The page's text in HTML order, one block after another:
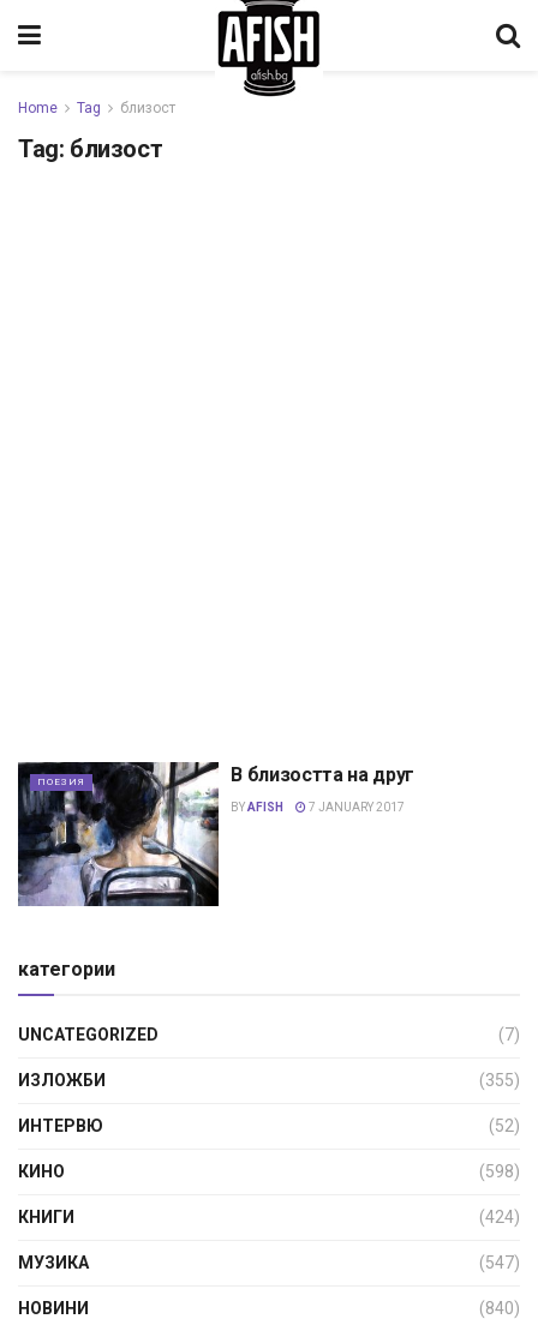
Home Tag близост
Tag: близост
ПОЕЗИЯ В близостта на друг
BYAFISH 7 JANUARY 2017
категории
UNCATEGORIZED (7)
ИЗЛОЖБИ (355)
ИНТЕРВЮ (52)
КИНО (598)
КНИГИ (424)
МУЗИКА (547)
НОВИНИ (840)